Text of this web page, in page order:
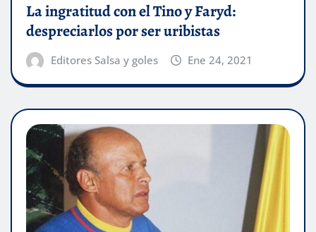
La ingratitud con el Tino y Faryd:
despreciarlos por ser uribistas
Editores Salsa y goles Ene 24, 2021